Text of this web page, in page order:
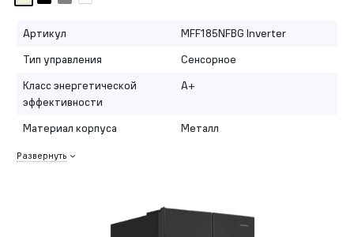
Артикул
MFF185NFBG Inverter
Тип управления
Сенсорное
Класс энергетической
эффективности
A+
Материал корпуса Металл
Развернуть